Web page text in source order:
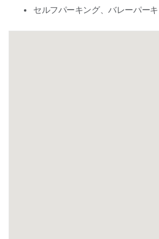
セルフパーキング、バレーパーキ